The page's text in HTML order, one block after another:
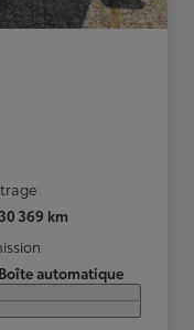
369 km
Boîte automatique